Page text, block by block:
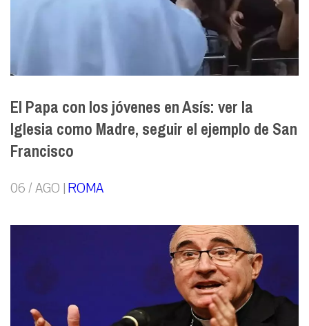
El Papa con los jóvenes en Asís: ver la
Iglesia como Madre, seguir el ejemplo de San
Francisco
06 / AGO |ROMA